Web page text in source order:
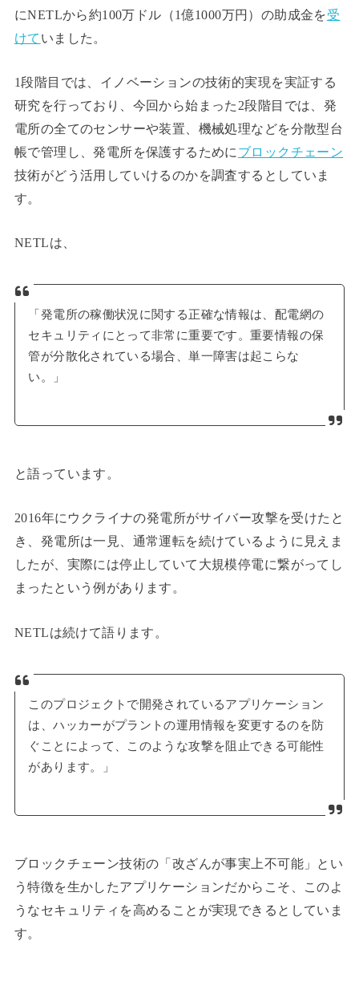
にNETLから約100万ドル（1億1000万円）の助成金を受
けて いました。
1段階目では、イノベーションの技術的実現を実証する
研究を行っており、今回から始まった2段階目では、発
電所の全てのセンサーや装置、機械処理などを分散型台
帳で管理し、発電所を保護するためにブロックチェーン
技術がどう活用していけるのかを調査するとしていま
す。
NETLは、
「発電所の稼働状況に関する正確な情報は、配電網の
セキュリティにとって非常に重要です。重要情報の保
管が分散化されている場合、単一障害は起こらな
い。」
と語っています。
2016年にウクライナの発電所がサイバー攻撃を受けたと
き、発電所は一見、通常運転を続けているように見えま
したが、実際には停止していて大規模停電に繋がってし
まったという例があります。
NETLは続けて語ります。
このプロジェクトで開発されているアプリケーション
は、ハッカーがプラントの運用情報を変更するのを防
ぐことによって、このような攻撃を阻止できる可能性
があります。」
ブロックチェーン技術の「改ざんが事実上不可能」とい
う特徴を生かしたアプリケーションだからこそ、このよ
うなセキュリティを高めることが実現できるとしていま
す。